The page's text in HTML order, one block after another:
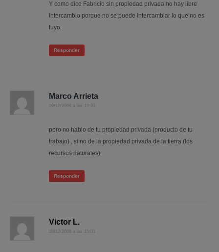
Y como dice Fabricio sin propiedad privada no hay libre
intercambio porque no se puede intercambiar lo que no es
tuyo.
Responder
Marco Arrieta
19/12/2008 a las 13:33
pero no hablo de tu propiedad privada (producto de tu
trabajo) , si no de la propiedad privada de la tierra (los
recursos naturales)
Responder
Victor L.
19/12/2008 a las 15:01